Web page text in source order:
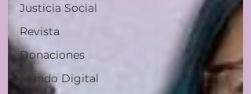
Justicia Social
Revista
Donaciones
Mundo Digital